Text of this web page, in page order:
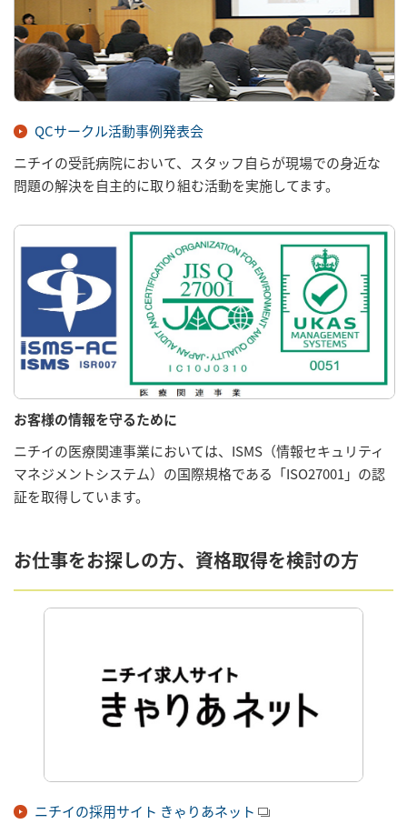
QCサークル活動事例発表会
ニチイの受託病院において、スタッフ自らが現場での身近な
問題の解決を自主的に取り組む活動を実施してます。
お客様の情報を守るために
ニチイの医療関連事業においては、ISMS（情報セキュリティ
マネジメントシステム）の国際規格である「ISO27001」の認
証を取得しています。
お仕事をお探しの方、資格取得を検討の方
ニチイの採用サイト きゃりあネット